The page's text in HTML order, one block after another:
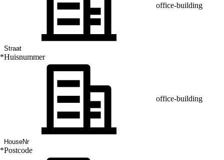
office-building
*Huisnummer
office-building
*Postcode